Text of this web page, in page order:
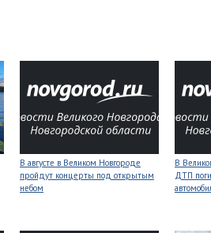
В августе в Великом Новгороде
пройдут концерты под открытым
небом
В
ДТП